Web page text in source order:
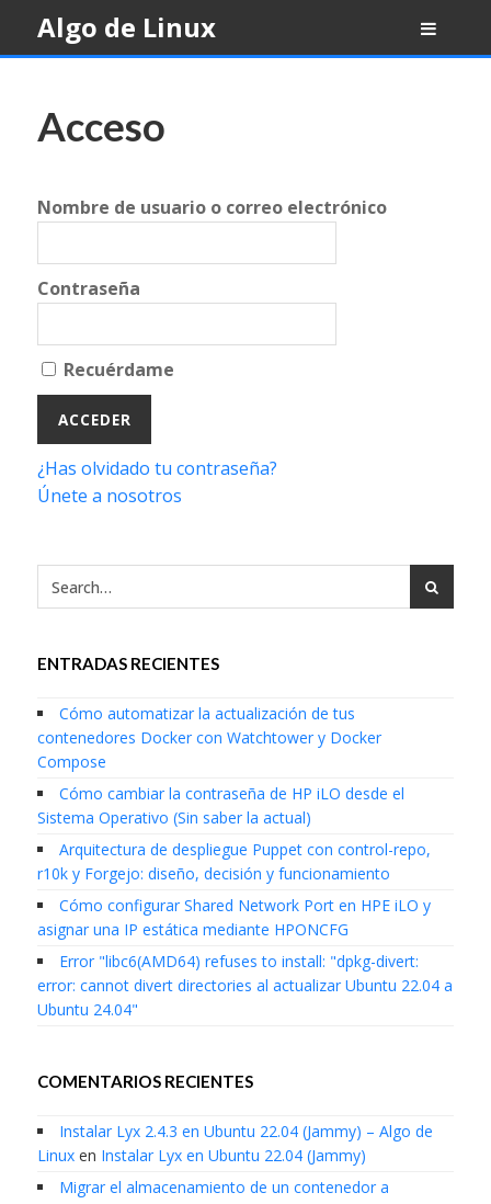
content
Algo de Linux
Acceso
Nombre de usuario o correo electrónico
Contraseña
Recuérdame
¿Has olvidado tu contraseña?
Únete a nosotros
ENTRADAS RECIENTES
Cómo automatizar la actualización de tus
contenedores Docker con Watchtower y Docker
Compose
Cómo cambiar la contraseña de HP iLO desde el
Sistema Operativo (Sin saber la actual)
Arquitectura de despliegue Puppet con control-repo,
r10k y Forgejo: diseño, decisión y funcionamiento
Cómo configurar Shared Network Port en HPE iLO y
asignar una IP estática mediante HPONCFG
Error "libc6(AMD64) refuses to install: "dpkg-divert:
error: cannot divert directories al actualizar Ubuntu 22.04 a
Ubuntu 24.04"
COMENTARIOS RECIENTES
Instalar Lyx 2.4.3 en Ubuntu 22.04 (Jammy) – Algo de
Linuxen Instalar Lyx en Ubuntu 22.04 (Jammy)
Migrar el almacenamiento de un contenedor a